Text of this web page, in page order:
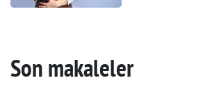
Son makaleler